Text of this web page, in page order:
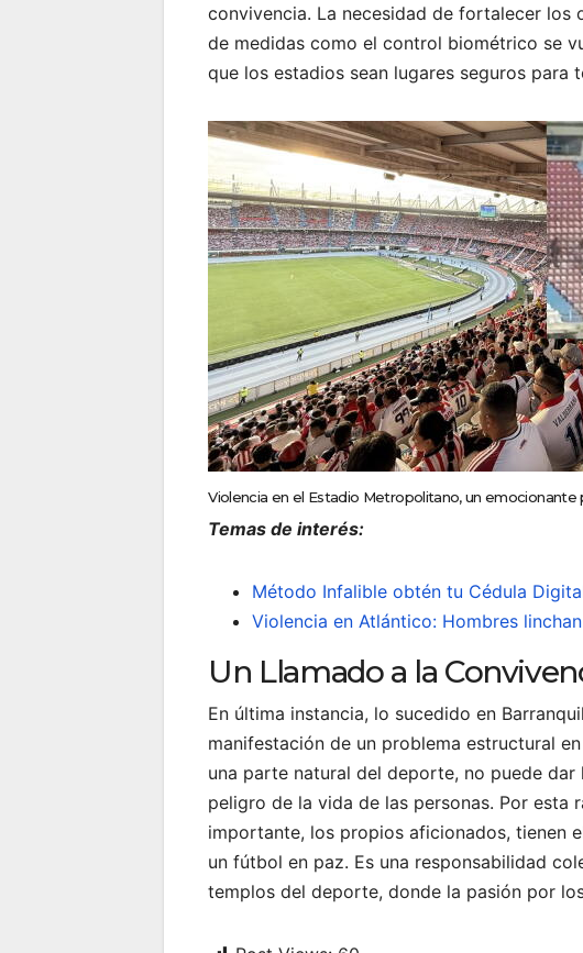
convivencia. La necesidad de fortalecer
de medidas como el control biométrico se
que los estadios sean lugares seguros para
Violencia en el Estadio Metropolitano, un emocionante
Temas de interés:
Método Infalible obtén tu Cédula
Violencia en Atlántico: Hombres
Un Llamado a la
En última instancia, lo sucedido en
manifestación de un problema estructural
una parte natural del deporte, no puede
peligro de la vida de las personas. Por esta
importante, los propios aficionados, tienen
un fútbol en paz. Es una responsabilidad
templos del deporte, donde la pasión por